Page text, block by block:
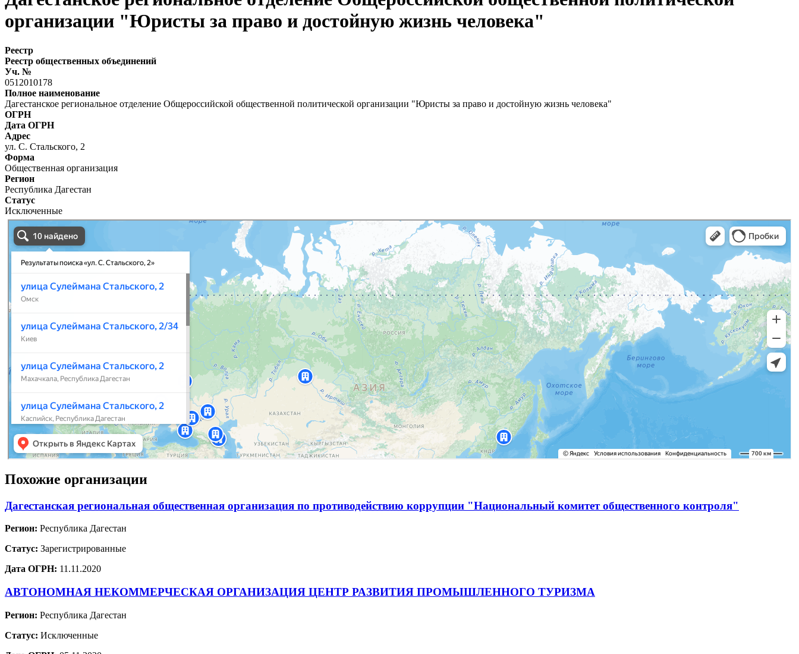
организации "Юристы за право и достойную жизнь человека"
Реестр
Реестр общественных объединений
Уч. №
0512010178
Полное наименование
Дагестанское региональное отделение Общероссийской общественной политической организации "Юристы за право и достойную жизнь человека"
ОГРН
Дата ОГРН
Адрес
ул. С. Стальского, 2
Форма
Общественная организация
Регион
Республика Дагестан
Статус
Исключенные
Похожие организации
Дагестанская региональная общественная организация по противодействию коррупции "Национальный комитет общественного контроля"
Регион: Республика Дагестан
Статус: Зарегистрированные
Дата ОГРН: 11.11.2020
АВТОНОМНАЯ НЕКОММЕРЧЕСКАЯ ОРГАНИЗАЦИЯ ЦЕНТР РАЗВИТИЯ ПРОМЫШЛЕННОГО ТУРИЗМА
Регион: Республика Дагестан
Статус: Исключенные